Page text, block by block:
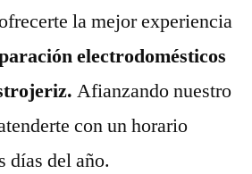
la mejor experiencia
electrodomésticos
Afianzando nuestro
con un horario
días del año.